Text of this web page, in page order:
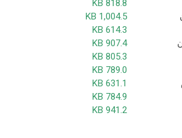
818.8 KB
1,004.5 KB
614.3 KB
907.4 KB
805.3 KB
789.0 KB
631.1 KB
784.9 KB
941.2 KB